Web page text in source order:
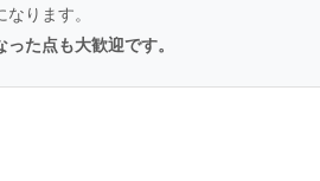
ります。
た点も大歓迎です。